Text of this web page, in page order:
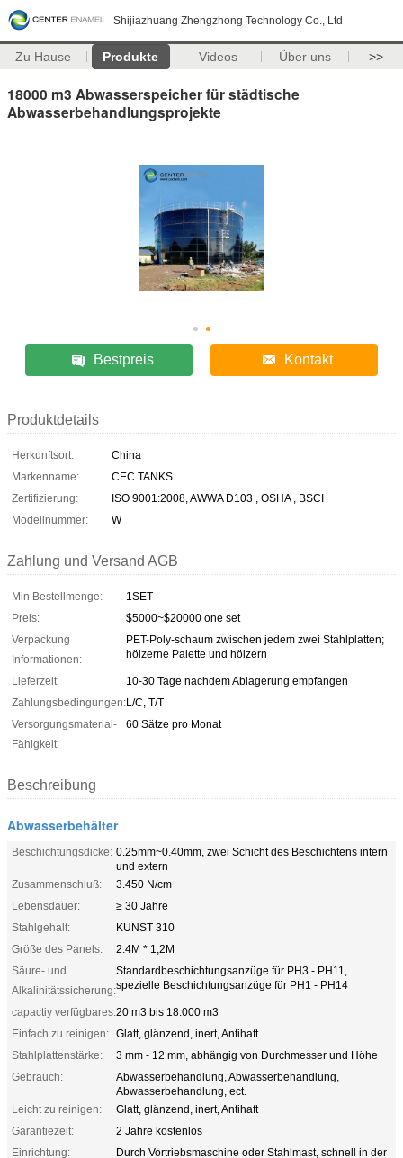
Shijiazhuang Zhengzhong Technology Co., Ltd
Zu Hause Produkte Videos Über uns >>
18000 m3 Abwasserspeicher für städtische
Abwasserbehandlungsprojekte
Bestpreis Kontakt
Produktdetails
Herkunftsort:
China
Markenname:
CEC TANKS
Zertifizierung:
ISO 9001:2008, AWWA D103 , OSHA , BSCI
Modellnummer:
W
Zahlung und Versand AGB
Min Bestellmenge:
1SET
Preis:
$5000~$20000 one set
Verpackung
Informationen:
PET-Poly-schaum zwischen jedem zwei Stahlplatten;
hölzerne Palette und hölzern
Lieferzeit:
10-30 Tage nachdem Ablagerung empfangen
Zahlungsbedingungen:L/C, T/T
Versorgungsmaterial-
Fähigkeit:
60 Sätze pro Monat
Beschreibung
Abwasserbehälter
Beschichtungsdicke: 0.25mm~0.40mm, zwei Schicht des Beschichtens intern
und extern
Zusammenschluß:
3.450 N/cm
Lebensdauer:
≥ 30 Jahre
Stahlgehalt:
KUNST 310
Größe des Panels:
2.4M * 1,2M
Säure- und
Alkalinitätssicherung:
Standardbeschichtungsanzüge für PH3 - PH11,
spezielle Beschichtungsanzüge für PH1 - PH14
capactiy verfügbares:20 m3 bis 18.000 m3
Einfach zu reinigen: Glatt, glänzend, inert, Antihaft
Stahlplattenstärke:
3 mm - 12 mm, abhängig von Durchmesser und Höhe
Gebrauch:
Abwasserbehandlung, Abwasserbehandlung,
Abwasserbehandlung, ect.
Leicht zu reinigen:
Glatt, glänzend, inert, Antihaft
Garantiezeit:
2 Jahre kostenlos
Einrichtung:
Durch Vortriebsmaschine oder Stahlmast, schnell in der